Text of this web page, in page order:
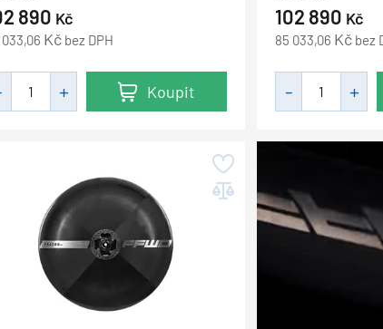
890 Kč
Kč bez DPH
Koupit
102 890 Kč
85 033,06 Kč bez